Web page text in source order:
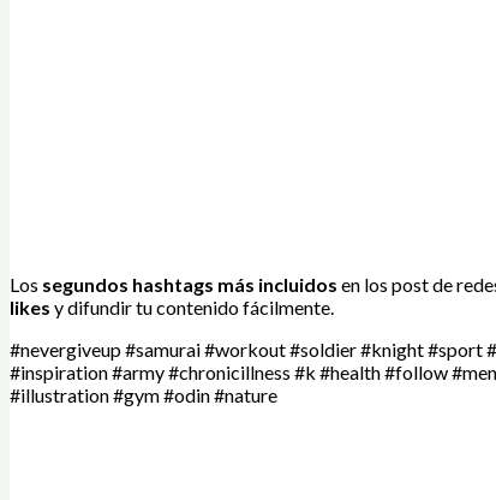
Los segundos hashtags más incluidos en los post de
likes y difundir tu contenido fácilmente.
#nevergiveup #samurai #workout #soldier #knight
#inspiration #army #chronicillness #k #health #follow
#illustration #gym #odin #nature